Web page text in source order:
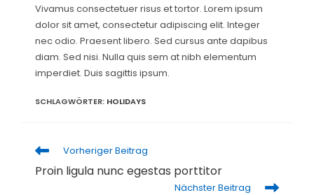
Vivamus consectetuer risus et tortor. Lorem ipsum
dolor sit amet, consectetur adipiscing elit. Integer
nec odio. Praesent libero. Sed cursus ante dapibus
diam. Sed nisi. Nulla quis sem at nibh elementum
imperdiet. Duis sagittis ipsum.
SCHLAGWÖRTER: HOLIDAYS
Weitere
Artikel
ansehen
Vorheriger Beitrag
Proin ligula nunc egestas porttitor
Nächster Beitrag